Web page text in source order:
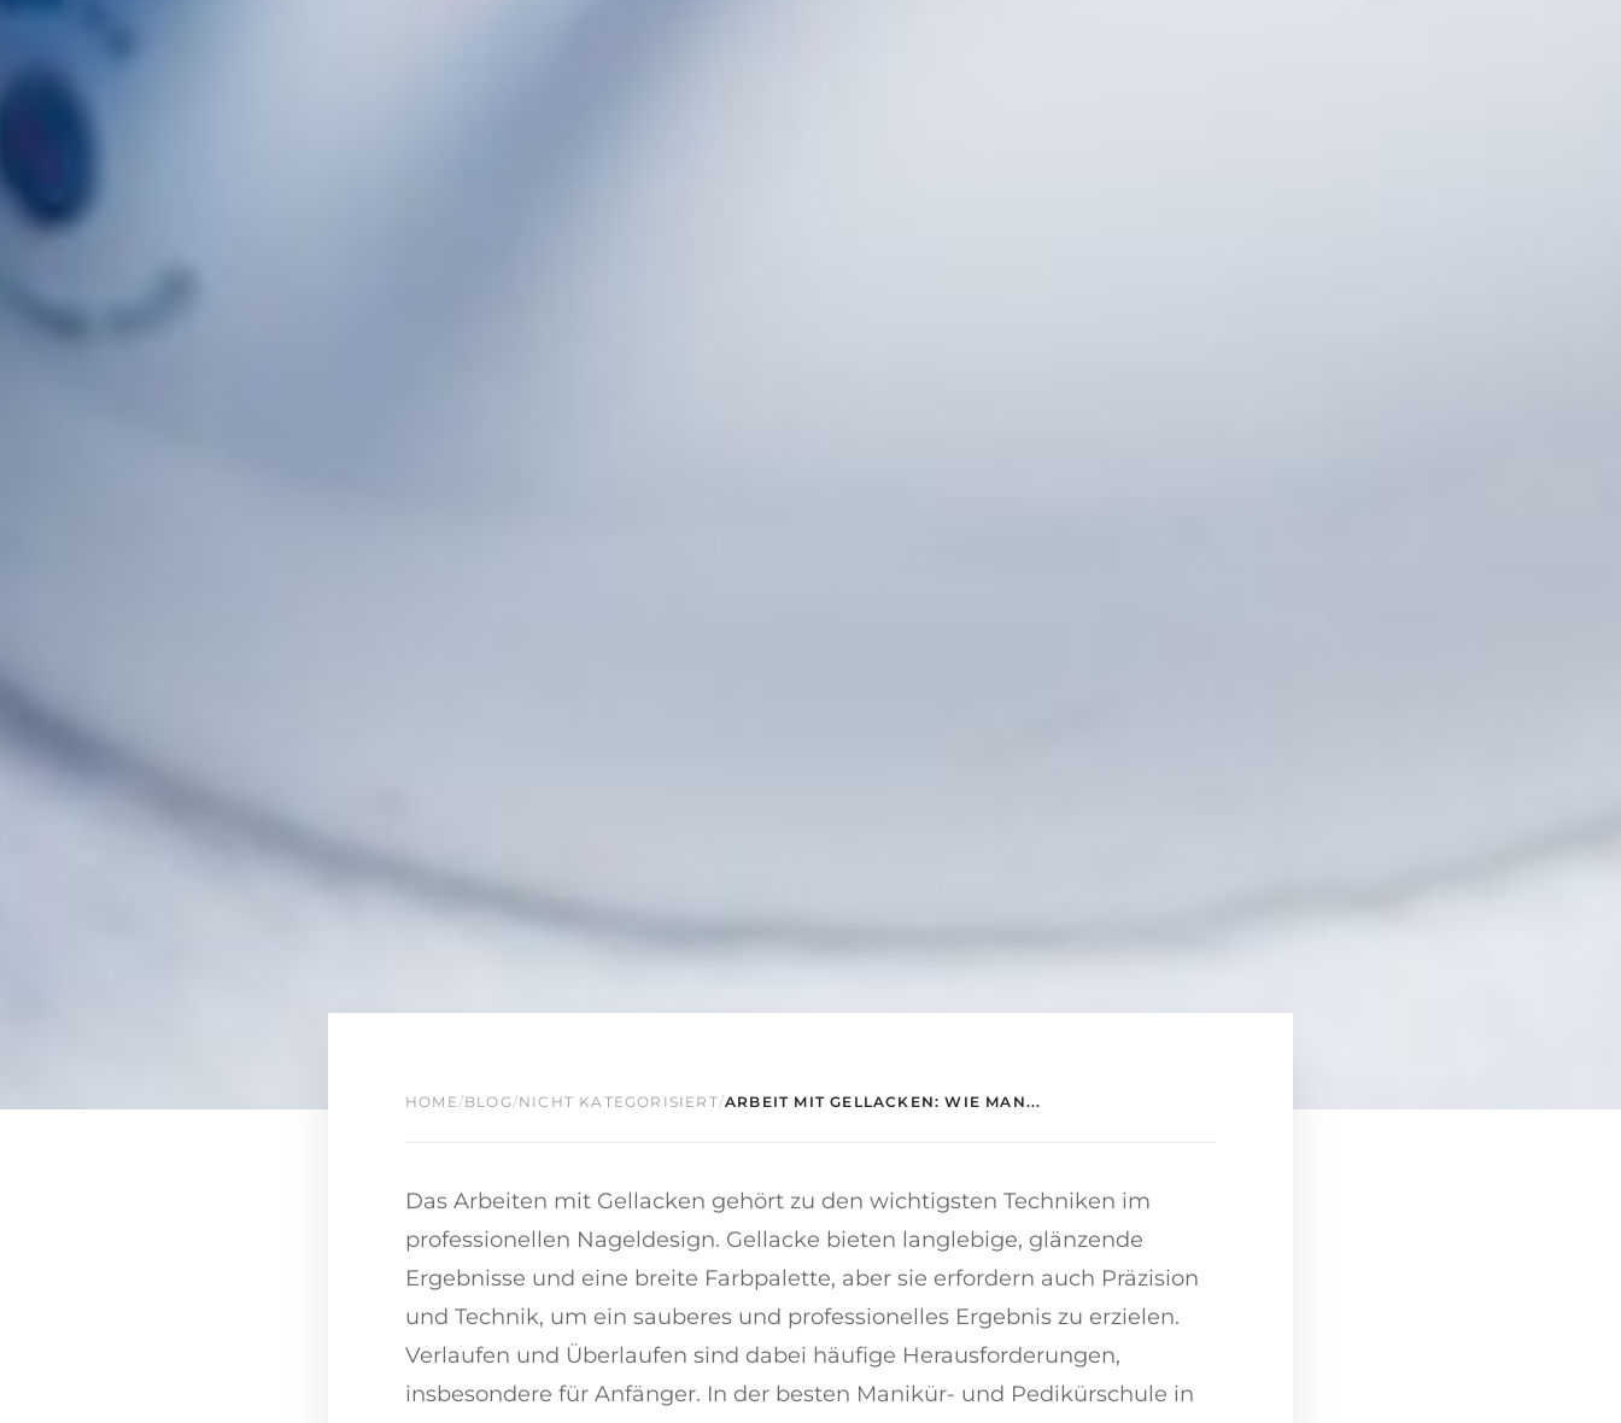
HOME/BLOG/NICHT KATEGORISIERT/ARBEIT MIT GELLACKEN: WIE MAN...
Das Arbeiten mit Gellacken gehört zu den wichtigsten Techniken im
professionellen Nageldesign. Gellacke bieten langlebige, glänzende
Ergebnisse und eine breite Farbpalette, aber sie erfordern auch Präzision
und Technik, um ein sauberes und professionelles Ergebnis zu erzielen.
Verlaufen und Überlaufen sind dabei häufige Herausforderungen,
insbesondere für Anfänger. In der besten Manikür- und Pedikürschule in